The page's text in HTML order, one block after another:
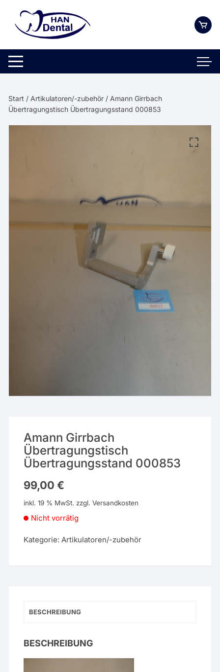
springen
Start / Artikulatoren/-zubehör / Amann Girrbach
Übertragungstisch Übertragungsstand 000853
Amann Girrbach
Übertragungstisch
Übertragungsstand 000853
99,00€
inkl. 19 % MwSt. zzgl.Versandkosten
Nicht vorrätig
Kategorie: Artikulatoren/-zubehör
BESCHREIBUNG
BESCHREIBUNG